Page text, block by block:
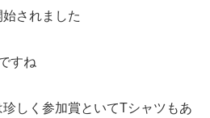
されました
すね
しく参加賞といてTシャツもあ